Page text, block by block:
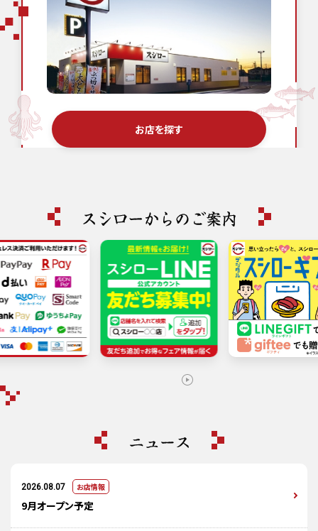
お店を探す
2026.08.07 お店情報
9月オープン予定